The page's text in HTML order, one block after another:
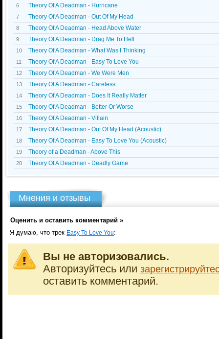
6 Theory Of A Deadman - Hurricane
7 Theory Of A Deadman - Out Of My Head
8 Theory Of A Deadman - Head Above Water
9 Theory Of A Deadman - Drag Me To Hell
10 Theory Of A Deadman - What Was I Thinking
11 Theory Of A Deadman - Easy To Love You
12 Theory Of A Deadman - We Were Men
13 Theory Of A Deadman - Careless
14 Theory Of A Deadman - Does It Really Matter
15 Theory Of A Deadman - Better Or Worse
16 Theory Of A Deadman - Villain
17 Theory Of A Deadman - Out Of My Head (Acoustic)
18 Theory Of A Deadman - Easy To Love You (Acoustic)
19 Theory of a Deadman - Above This
20 Theory Of A Deadman - Deadly Game
Мнения и отзывы
Оценить и оставить комментарий »
Я думаю, что трек Easy To Love You:
Вы не авторизовались.
Авторизуйтесь или
оставить комментарий.